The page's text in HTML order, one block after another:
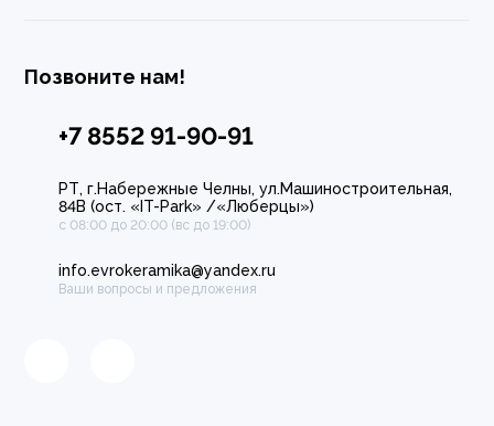
Позвоните нам!
+7 8552 91-90-91
РТ, г.Набережные Челны, ул.Машиностроительная,
84В (ост. «IT-Park» /«Люберцы»)
с 08:00 до 20:00 (вс до 19:00)
info.evrokeramika@yandex.ru
Ваши вопросы и предложения